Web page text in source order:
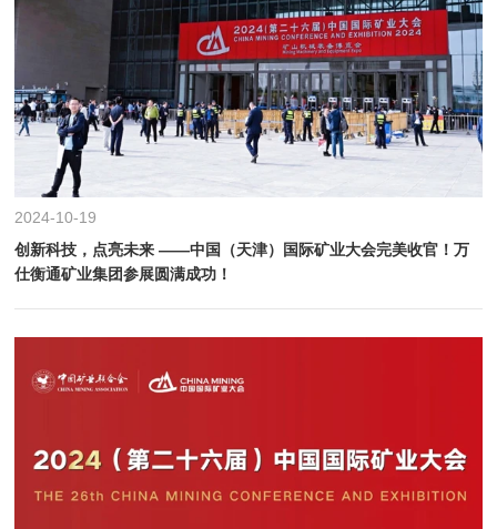
2024-10-19
创新科技，点亮未来 ——中国（天津）国际矿业大会完美收官！万
仕衡通矿业集团参展圆满成功！